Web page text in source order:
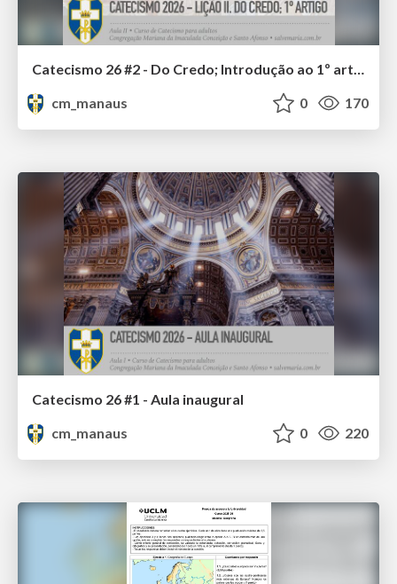
cm_manaus
0 170
Catecismo 26 #1 - Aula inaugural
cm_manaus
0 220